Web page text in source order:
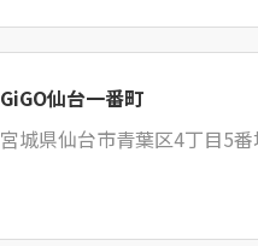
GiGO仙台一番町
宮城県仙台市青葉区4丁目5